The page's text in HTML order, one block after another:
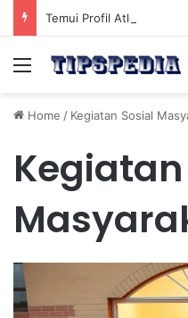
Menu
Home / Kegiatan Sosial